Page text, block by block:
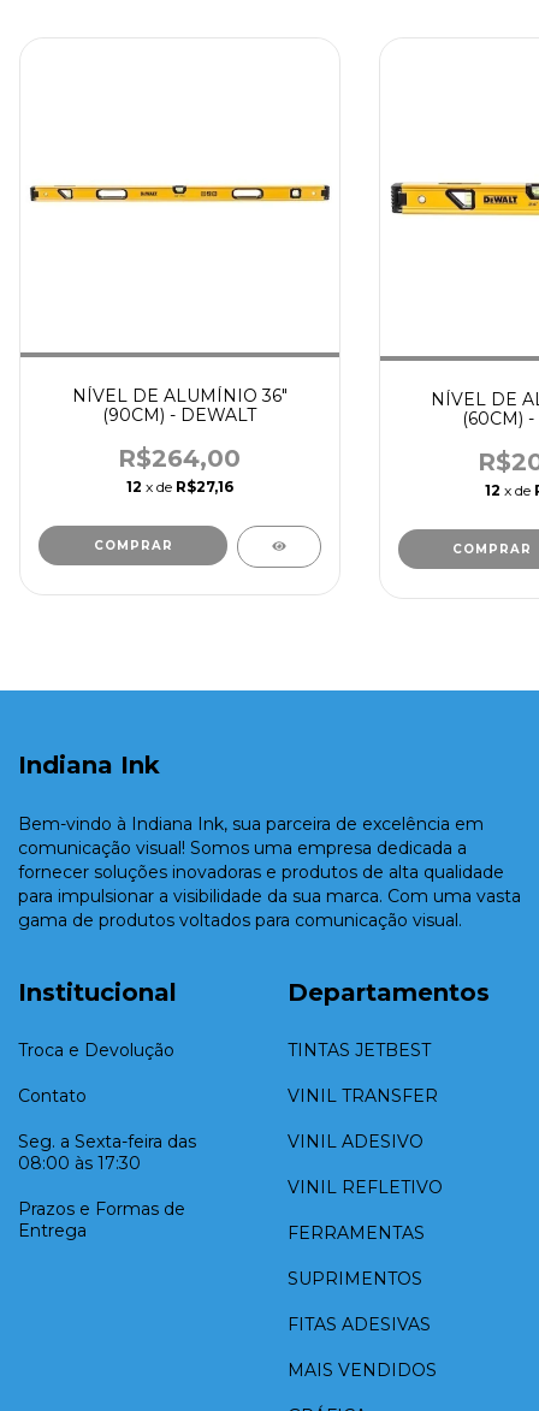
NÍVEL DE ALUMÍNIO 36"
(90CM) - DEWALT
R$264,00
12 x de R$27,16
NÍVEL DE
(60CM)
12 x de
Indiana Ink
Bem-vindo à Indiana Ink, sua parceira de excelência em
comunicação visual! Somos uma empresa dedicada a
fornecer soluções inovadoras e produtos de alta qualidade
para impulsionar a visibilidade da sua marca. Com uma vasta
gama de produtos voltados para comunicação visual.
Institucional
Troca e Devolução
Contato
Seg. a Sexta-feira das
08:00 às 17:30
Prazos e Formas de
Entrega
Departamentos
TINTAS JETBEST
VINIL TRANSFER
VINIL ADESIVO
VINIL REFLETIVO
FERRAMENTAS
SUPRIMENTOS
FITAS ADESIVAS
MAIS VENDIDOS